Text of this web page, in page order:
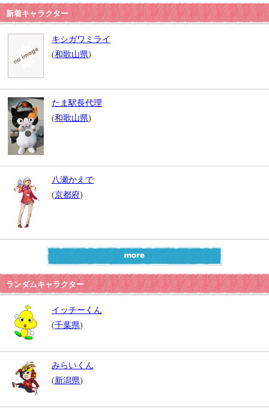
新着キャラクター
キシガワミライ
(和歌山県)
たま駅長代理
(和歌山県)
八瀬かえで
(京都府)
ランダムキャラクター
イッチーくん
(千葉県)
みらいくん
(新潟県)